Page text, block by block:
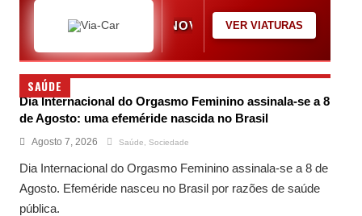
NOVOS & USADOS ·
VER VIATURAS
SAÚDE
Dia Internacional do Orgasmo Feminino assinala-se a 8
de Agosto: uma efeméride nascida no Brasil
Agosto 7, 2026 Saúde Sociedade
Dia Internacional do Orgasmo Feminino assinala-se a 8 de
Agosto. Efeméride nasceu no Brasil por razões de saúde
pública.